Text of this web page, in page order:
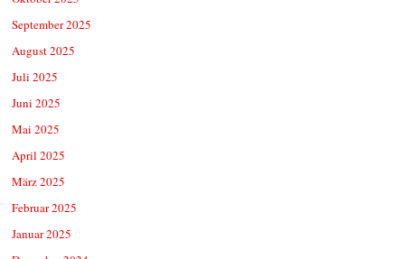
September 2025
August 2025
Juli 2025
Juni 2025
Mai 2025
April 2025
März 2025
Februar 2025
Januar 2025